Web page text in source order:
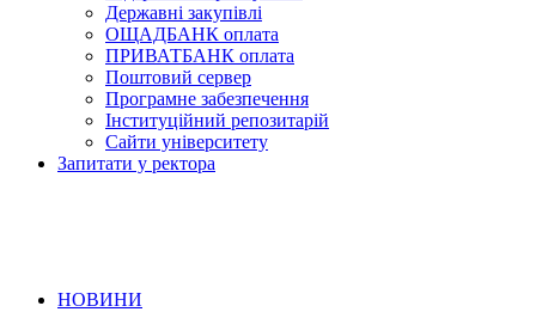
Державні закупівлі
ОЩАДБАНК оплата
ПРИВАТБАНК оплата
Поштовий сервер
Програмне забезпечення
Інституційний репозитарій
Сайти університету
Запитати у ректора
НОВИНИ